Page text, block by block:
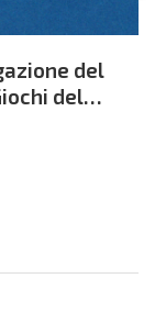
del
del